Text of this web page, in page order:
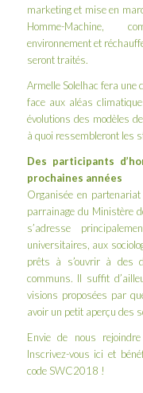
marketing et mise en
Homme-Machine,
environnement et
seront traités.
Armelle Solelhac fera une
face aux aléas
évolutions des modèles
à quoi ressembleront les
Des participants
prochaines années
Organisée en
parrainage du Ministère
s’adresse
universitaires, aux
prêts à s’ouvrir à des
communs. Il suffit
visions proposées par
avoir un petit aperçu des
Envie de nous
Inscrivez-vous ici et
code SWC2018 !